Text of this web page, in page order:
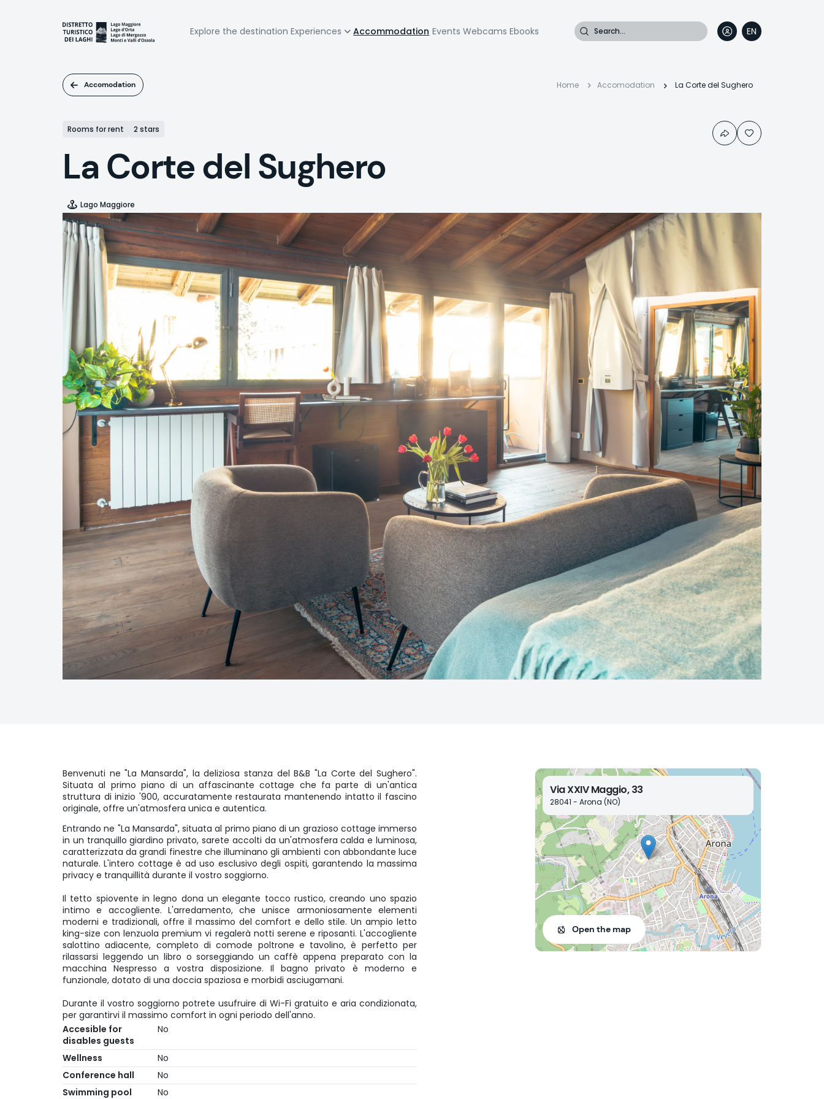
Navigazione
Explore the destination Experiences Accommodation Events Webcams Ebooks Search
EN
IT
FR
DE
Accomodation Breadcrumb
Home Accomodation La Corte del Sughero
Rooms for rent 2 stars
La Corte del Sughero
Lago Maggiore
Benvenuti ne "La Mansarda", la deliziosa stanza del B&B "La Corte del Sughero".
Situata al primo piano di un affascinante cottage che fa parte di un'antica
struttura di inizio '900, accuratamente restaurata mantenendo intatto il fascino
originale, offre un'atmosfera unica e autentica.
Entrando ne "La Mansarda", situata al primo piano di un grazioso cottage immerso
in un tranquillo giardino privato, sarete accolti da un'atmosfera calda e luminosa,
caratterizzata da grandi finestre che illuminano gli ambienti con abbondante luce
naturale. L'intero cottage è ad uso esclusivo degli ospiti, garantendo la massima
privacy e tranquillità durante il vostro soggiorno.
Il tetto spiovente in legno dona un elegante tocco rustico, creando uno spazio
intimo e accogliente. L'arredamento, che unisce armoniosamente elementi
moderni e tradizionali, offre il massimo del comfort e dello stile. Un ampio letto
king-size con lenzuola premium vi regalerà notti serene e riposanti. L'accogliente
salottino adiacente, completo di comode poltrone e tavolino, è perfetto per
rilassarsi leggendo un libro o sorseggiando un caffè appena preparato con la
macchina Nespresso a vostra disposizione. Il bagno privato è moderno e
funzionale, dotato di una doccia spaziosa e morbidi asciugamani.
Durante il vostro soggiorno potrete usufruire di Wi-Fi gratuito e aria condizionata,
per garantirvi il massimo comfort in ogni periodo dell'anno.
Accesible for
disables guests
No
Wellness
No
Conference hall
No
Swimming pool
No
Via XXIV Maggio, 33
28041 - Arona (NO)
Open the map